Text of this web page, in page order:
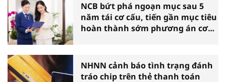
NCB bứt phá ngoạn mục sau 5
năm tái cơ cấu, tiến gần mục tiêu
hoàn thành sớm phương án cơ
NHNN cảnh báo tình trạng đánh
tráo chip trên thẻ thanh toán